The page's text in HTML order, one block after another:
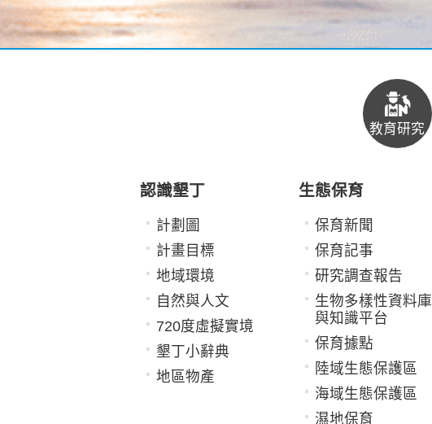
教育研究
認識墾丁
計劃圖
計畫目標
地域環境
自然與人文
720度虛擬實境
墾丁小辭典
地區物產
生態保育
保育新聞
保育記事
研究調查報告
生物多樣性資料庫
與知識平台
保育據點
陸域生態保護區
海域生態保護區
濕地保育